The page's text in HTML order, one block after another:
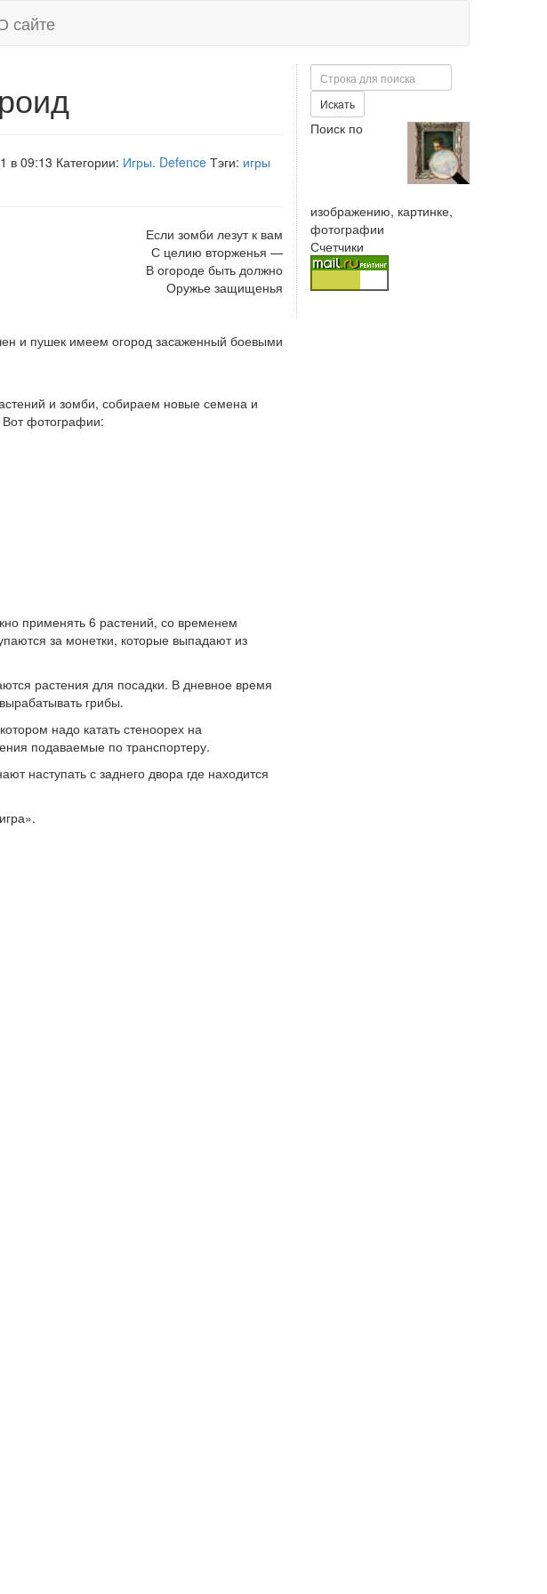
сайте
в 09:13 Категории: Игры. Defence Тэги: игры
Если зомби лезут к вам
С целию вторженья —
В огороде быть должно
Оружье защищенья
и пушек имеем огород засаженный боевыми
и зомби, собираем новые семена и
фотографии:
применять 6 растений, со временем
за монетки, которые выпадают из
растения для посадки. В дневное время
грибы.
надо катать стеноорех на
подаваемые по транспортеру.
наступать с заднего двора где находится
Поиск
Искать
Поиск по
изображению, картинке,
фотографии
Счетчики